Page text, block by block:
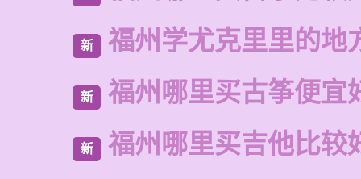
新 福州学尤克里里的地
新 福州哪里买古筝便宜
新 福州哪里买吉他比较